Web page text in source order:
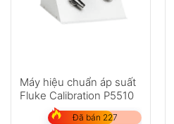
Máy hiệu chuẩn áp suất
Fluke Calibration P5510
Đã bán 227